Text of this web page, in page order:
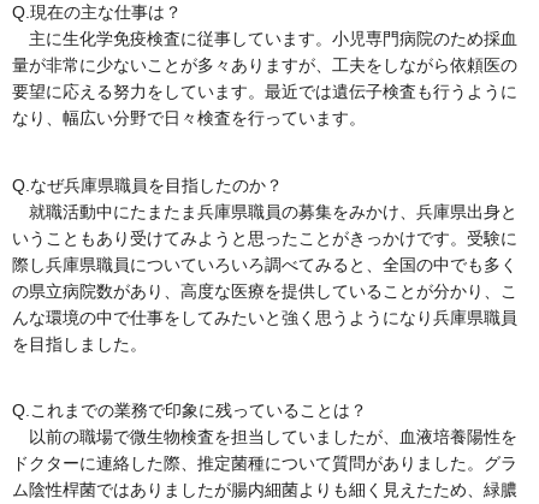
Q.現在の主な仕事は？
主に生化学免疫検査に従事しています。小児専門病院のため採血
量が非常に少ないことが多々ありますが、工夫をしながら依頼医の
要望に応える努力をしています。最近では遺伝子検査も行うように
なり、幅広い分野で日々検査を行っています。
Q.なぜ兵庫県職員を目指したのか？
就職活動中にたまたま兵庫県職員の募集をみかけ、兵庫県出身と
いうこともあり受けてみようと思ったことがきっかけです。受験に
際し兵庫県職員についていろいろ調べてみると、全国の中でも多く
の県立病院数があり、高度な医療を提供していることが分かり、こ
んな環境の中で仕事をしてみたいと強く思うようになり兵庫県職員
を目指しました。
Q.これまでの業務で印象に残っていることは？
以前の職場で微生物検査を担当していましたが、血液培養陽性を
ドクターに連絡した際、推定菌種について質問がありました。グラ
ム陰性桿菌ではありましたが腸内細菌よりも細く見えたため、緑膿